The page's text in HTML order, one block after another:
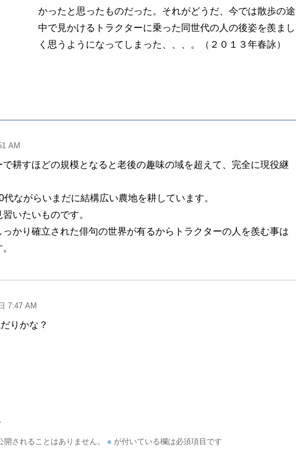
かったと思ったものだった。それがどうだ、今では散歩の途
中で見かけるトラクターに乗った同世代の人の後姿を羨まし
く思うようになってしまった、、、。（２０１３年春詠）
AM
耕すほどの規模となると老後の趣味の域を超えて、完全に現役継
代ながらいまだに結構広い農地を耕しています。
いたいものです。
かり確立された俳句の世界が有るからトラクターの人を羨む事は
7:47 AM
りかな？
開されることはありません。 ※が付いている欄は必須項目です